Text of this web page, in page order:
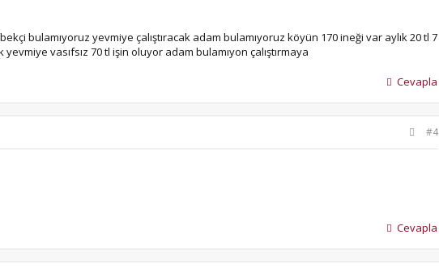
bulamıyoruz yevmiye çalıştıracak adam bulamıyoruz köyün 170 ineği var aylık 20 tl 7
vasıfsız 70 tl işin oluyor adam bulamıyon çalıştırmaya
Cevapla
#4
Cevapla